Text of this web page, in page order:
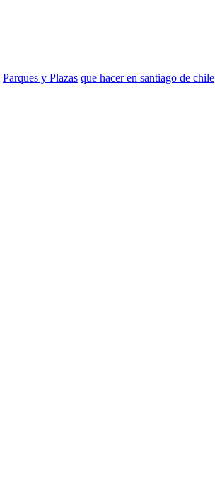
Parques y Plazas que hacer en santiago de chile